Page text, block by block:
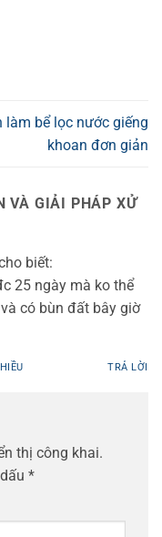
làm bể lọc nước giếng
khoan đơn giản
VÀ GIẢI PHÁP XỬ
biết:
25 ngày mà ko thể
có bùn đất bây giờ
TRẢ LỜI
thị công khai.
*